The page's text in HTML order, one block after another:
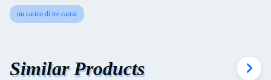
un carico di tre carrai
Similar Products